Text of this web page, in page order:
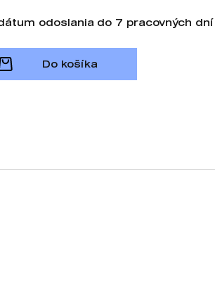
odoslania do 7 pracovných dní
Do košíka